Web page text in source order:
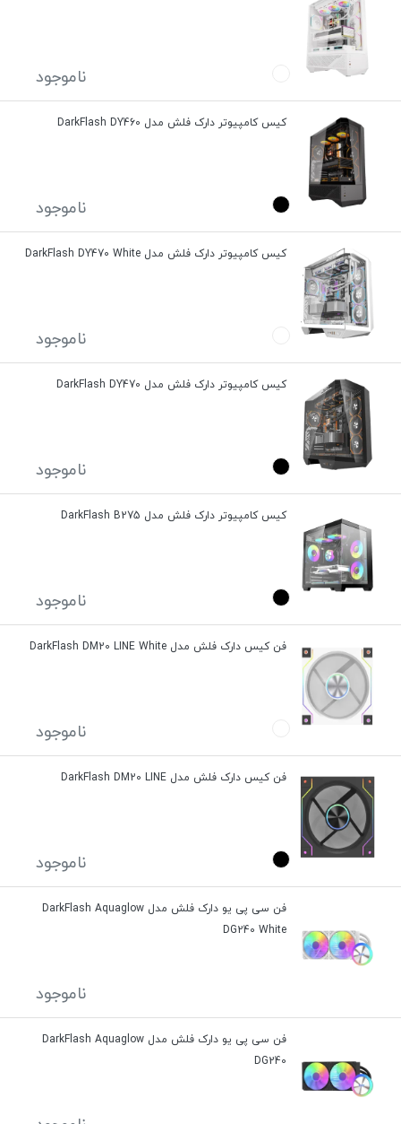
ناموجود
کیس کامپیوتر دارک فلش مدل DarkFlash DY460
ناموجود
کیس کامپیوتر دارک فلش مدل DarkFlash DY470 White
ناموجود
کیس کامپیوتر دارک فلش مدل DarkFlash DY470
ناموجود
کیس کامپیوتر دارک فلش مدل DarkFlash B275
ناموجود
فن کیس دارک فلش مدل DarkFlash DM20 LINE White
ناموجود
فن کیس دارک فلش مدل DarkFlash DM20 LINE
ناموجود
فن سی پی یو دارک فلش مدل DarkFlash Aquaglow
DG240 White
ناموجود
فن سی پی یو دارک فلش مدل DarkFlash Aquaglow
DG240